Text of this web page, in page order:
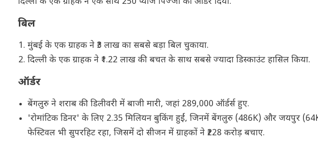
बिल
मुंबई के एक ग्राहक ने ₹3 लाख का सबसे बड़ा बिल चुकाया.
दिल्ली के एक ग्राहक ने ₹1.22 लाख की बचत के साथ सबसे ज्यादा डिस्काउंट हासिल किया.
ऑर्डर
बेंगलुरु ने शराब की डिलीवरी में बाजी मारी, जहां 289,000 ऑर्डर्स हुए.
'रोमांटिक डिनर' के लिए 2.35 मिलियन बुकिंग हुईं, जिनमें बेंगलुरु (486K) और जयपुर
फेस्टिवल भी सुपरहिट रहा, जिसमें दो सीजन में ग्राहकों ने ₹228 करोड़ बचाए.